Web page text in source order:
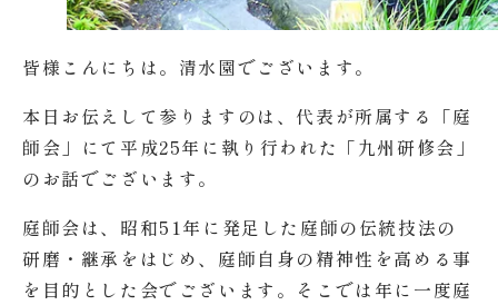
皆様こんにちは。清水園でございます。
本日お伝えして参りますのは、代表が所属する「庭
師会」にて平成25年に執り行われた「九州研修会」
のお話でございます。
庭師会は、昭和51年に発足した庭師の伝統技法の
研磨・継承をはじめ、庭師自身の精神性を高める事
を目的とした会でございます。そこでは年に一度庭